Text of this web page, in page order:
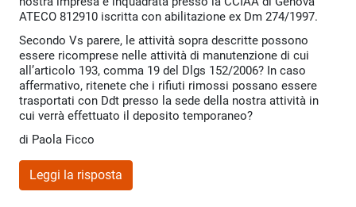
ATECO 812910 iscritta con abilitazione ex Dm 274/1997.
Secondo Vs parere, le attività sopra descritte possono
essere ricomprese nelle attività di manutenzione di cui
all’articolo 193, comma 19 del Dlgs 152/2006? In caso
affermativo, ritenete che i rifiuti rimossi possano essere
trasportati con Ddt presso la sede della nostra attività in
cui verrà effettuato il deposito temporaneo?
di Paola Ficco
Leggi la risposta